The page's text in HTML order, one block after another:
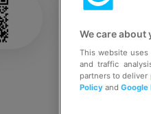
We care about
This website
and traffic
partners to deliver
Policy and Google